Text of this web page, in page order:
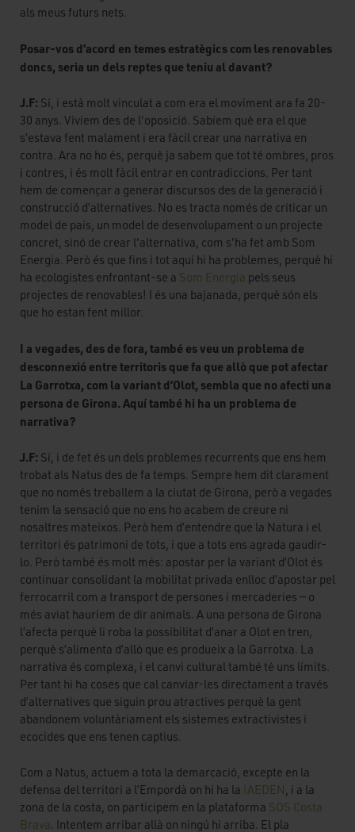
als meus futurs nets.
Posar-vos d’acord en temes estratègics com les renovables
doncs, seria un dels reptes que teniu al davant?
J.F: Sí, i està molt vinculat a com era el moviment ara fa 20-
30 anys. Vivíem des de l'oposició. Sabíem què era el que
s’estava fent malament i era fàcil crear una narrativa en
contra. Ara no ho és, perquè ja sabem que tot té ombres, pros
i contres, i és molt fàcil entrar en contradiccions. Per tant
hem de començar a generar discursos des de la generació i
construcció d’alternatives. No es tracta només de criticar un
model de país, un model de desenvolupament o un projecte
concret, sinó de crear l'alternativa, com s'ha fet amb Som
Energia. Però és que fins i tot aquí hi ha problemes, perquè hi
ha ecologistes enfrontant-se a Som Energia pels seus
projectes de renovables! I és una bajanada, perquè són els
que ho estan fent millor.
I a vegades, des de fora, també es veu un problema de
desconnexió entre territoris que fa que allò que pot afectar
La Garrotxa, com la variant d’Olot, sembla que no afecti una
persona de Girona. Aquí també hi ha un problema de
narrativa?
J.F: Sí, i de fet és un dels problemes recurrents que ens hem
trobat als Natus des de fa temps. Sempre hem dit clarament
que no només treballem a la ciutat de Girona, però a vegades
tenim la sensació que no ens ho acabem de creure ni
nosaltres mateixos. Però hem d’entendre que la Natura i el
territori és patrimoni de tots, i que a tots ens agrada gaudir-
lo. Però també és molt més: apostar per la variant d’Olot és
continuar consolidant la mobilitat privada enlloc d’apostar pel
ferrocarril com a transport de persones i mercaderies — o
més aviat hauríem de dir animals. A una persona de Girona
l’afecta perquè li roba la possibilitat d’anar a Olot en tren,
perquè s’alimenta d’allò que es produeix a la Garrotxa. La
narrativa és complexa, i el canvi cultural també té uns límits.
Per tant hi ha coses que cal canviar-les directament a través
d’alternatives que siguin prou atractives perquè la gent
abandonem voluntàriament els sistemes extractivistes i
ecocides que ens tenen captius.
Com a Natus, actuem a tota la demarcació, excepte en la
defensa del territori a l’Empordà on hi ha la IAEDEN , i a la
zona de la costa, on participem en la plataforma SOS Costa
Brava . Intentem arribar allà on ningú hi arriba. El pla